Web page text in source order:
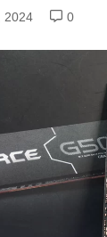
2024 0